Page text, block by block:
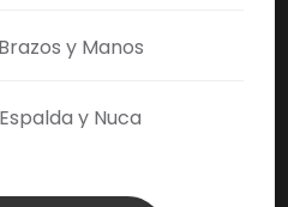
Brazos y Manos
Espalda y Nuca